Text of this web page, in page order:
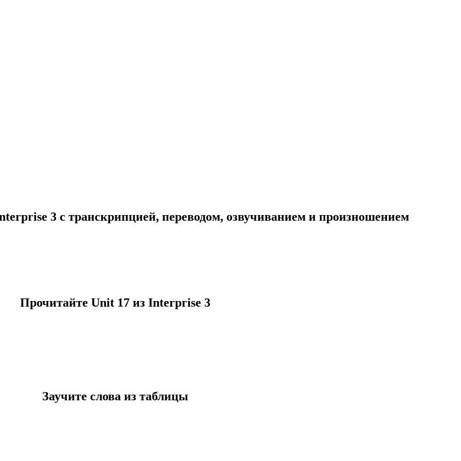
3 с транскрипцией, переводом, озвучиванием и произношением
Прочитайте Unit 17 из Interprise 3
Заучите слова из таблицы